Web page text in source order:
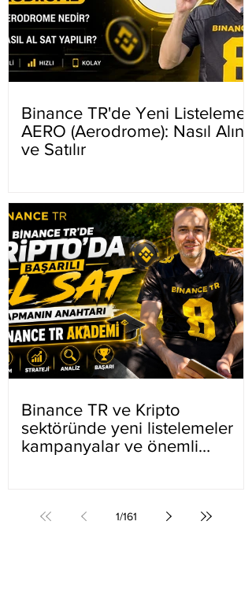
Binance TR'de Yeni Listeleme
AERO (Aerodrome): Nasıl Alınır
ve Satılır
Binance TR ve Kripto
sektöründe yeni listelemeler
kampanyalar ve önemli
1/161